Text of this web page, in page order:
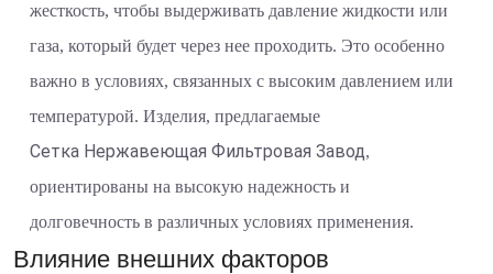
жесткость, чтобы выдерживать давление жидкости или
газа, который будет через нее проходить. Это особенно
важно в условиях, связанных с высоким давлением или
температурой. Изделия, предлагаемые
Сетка Нержавеющая Фильтровая Завод,
ориентированы на высокую надежность и
долговечность в различных условиях применения.
Влияние внешних факторов